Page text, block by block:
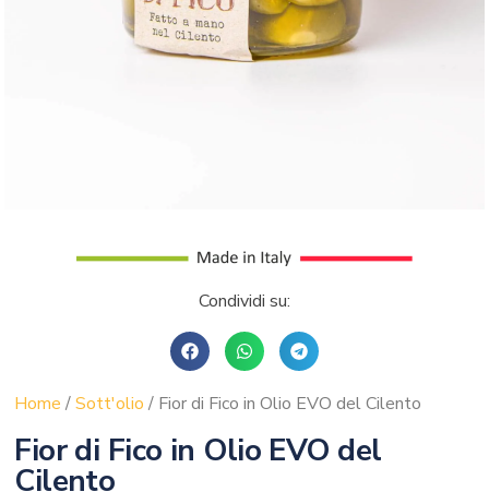
Condividi su:
Home /Sott'olio / Fior di Fico in Olio EVO del Cilento
Fior di Fico in Olio EVO del
Cilento